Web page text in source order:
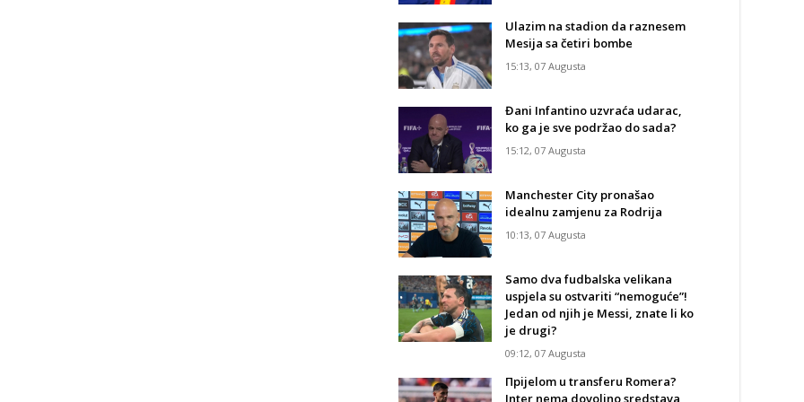
Ulazim na stadion da raznesem
Mesija sa četiri bombe
15:13, 07 Augusta
Đani Infantino uzvraća udarac,
ko ga je sve podržao do sada?
15:12, 07 Augusta
Manchester City pronašao
idealnu zamjenu za Rodrija
10:13, 07 Augusta
Samo dva fudbalska velikana
uspjela su ostvariti “nemoguće”!
Jedan od njih je Messi, znate li ko
je drugi?
09:12, 07 Augusta
Прijelom u transferu Romera?
Inter nema dovoljno sredstava,